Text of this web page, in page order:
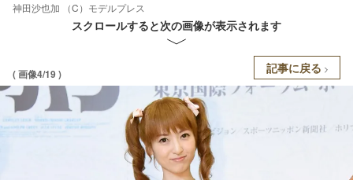
神田沙也加 （C）モデルプレス
スクロールすると次の画像が表示されます
( 画像4/19 ) 記事に戻る